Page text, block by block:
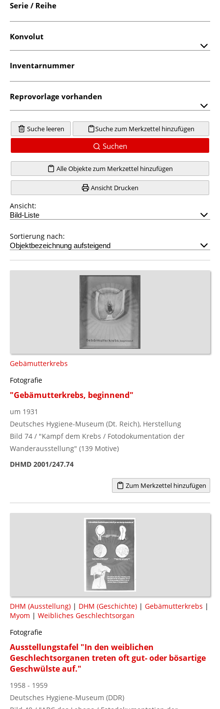
Serie / Reihe
Konvolut
Inventarnummer
Reprovorlage vorhanden
Suche leeren Suche zum Merkzettel hinzufügen
Suchen
Alle Objekte zum Merkzettel hinzufügen
Ansicht Drucken
Ansicht:
Sortierung nach:
Gebämutterkrebs
Fotografie
"Gebämutterkrebs, beginnend"
um 1931
Deutsches Hygiene-Museum (Dt. Reich), Herstellung
Bild 74 / "Kampf dem Krebs / Fotodokumentation der
Wanderausstellung" (139 Motive)
DHMD 2001/247.74
Zum Merkzettel hinzufügen
DHM (Ausstellung) | DHM (Geschichte) | Gebämutterkrebs |
Myom | Weibliches Geschlechtsorgan
Fotografie
Ausstellungstafel "In den weiblichen
Geschlechtsorganen treten oft gut- oder bösartige
Geschwülste auf."
1958 - 1959
Deutsches Hygiene-Museum (DDR)